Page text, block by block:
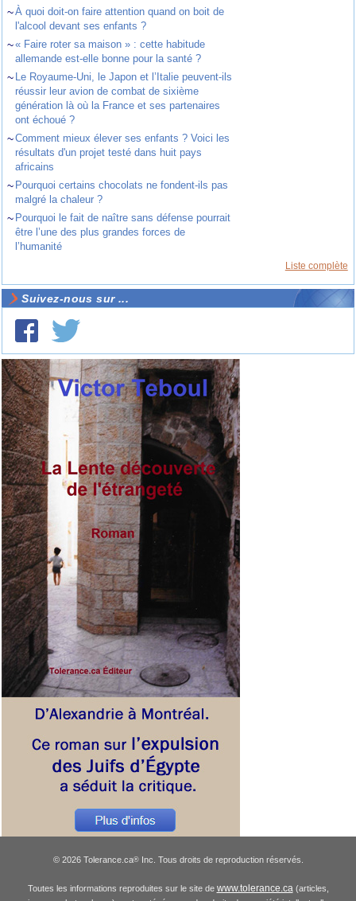
~À quoi doit-on faire attention quand on boit de
l'alcool devant ses enfants ?
~« Faire roter sa maison » : cette habitude
allemande est-elle bonne pour la santé ?
~ Le Royaume-Uni, le Japon et l’Italie peuvent-ils
réussir leur avion de combat de sixième
génération là où la France et ses partenaires
ont échoué ?
~Comment mieux élever ses enfants ? Voici les
résultats d'un projet testé dans huit pays
africains
~ Pourquoi certains chocolats ne fondent-ils pas
malgré la chaleur ?
~ Pourquoi le fait de naître sans défense pourrait
être l’une des plus grandes forces de
l’humanité
Liste complète
Suivez-nous sur ...
© 2026 Tolerance.ca®Inc. Tous droits de reproduction réservés.
Toutes les informations reproduites sur le site de www.tolerance.ca (articles,